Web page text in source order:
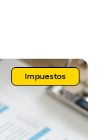
Impuestos